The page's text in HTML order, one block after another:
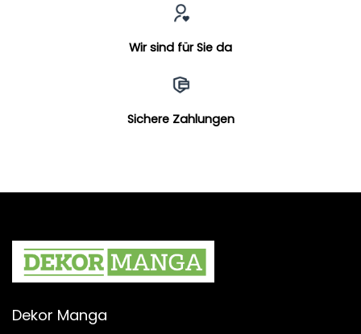
Wir sind für Sie da
Sichere Zahlungen
Dekor Manga